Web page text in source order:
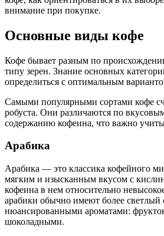
внимание при покупке.
Основные виды кофе
Кофе бывает разным по
типу зерен. Знание основных
определиться с оптимальным
Самыми популярными сортами кофе
робуста. Они различаются по
содержанию кофеина, что важно
Арабика
Арабика — это классика кофейного
мягким и изысканным вкусом с
кофеина в нем относительно
арабики обычно имеют более светлый
нюансированными ароматами:
шоколадными.